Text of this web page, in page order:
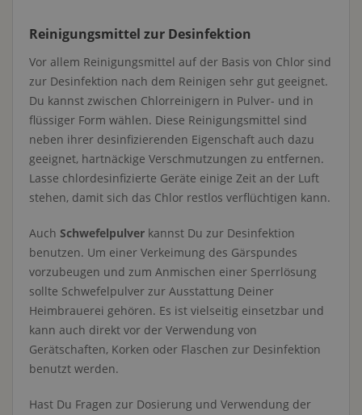
Reinigungsmittel zur Desinfektion
Vor allem Reinigungsmittel auf der Basis von Chlor sind
zur Desinfektion nach dem Reinigen sehr gut geeignet.
Du kannst zwischen Chlorreinigern in Pulver- und in
flüssiger Form wählen. Diese Reinigungsmittel sind
neben ihrer desinfizierenden Eigenschaft auch dazu
geeignet, hartnäckige Verschmutzungen zu entfernen.
Lasse chlordesinfizierte Geräte einige Zeit an der Luft
stehen, damit sich das Chlor restlos verflüchtigen kann.
Auch Schwefelpulver kannst Du zur Desinfektion
benutzen. Um einer Verkeimung des Gärspundes
vorzubeugen und zum Anmischen einer Sperrlösung
sollte Schwefelpulver zur Ausstattung Deiner
Heimbrauerei gehören. Es ist vielseitig einsetzbar und
kann auch direkt vor der Verwendung von
Gerätschaften, Korken oder Flaschen zur Desinfektion
benutzt werden.
Hast Du Fragen zur Dosierung und Verwendung der